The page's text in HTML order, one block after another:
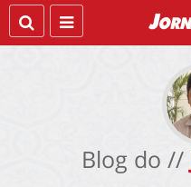
Blog do //